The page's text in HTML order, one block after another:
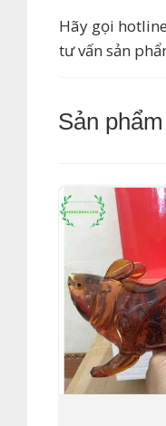
Hãy gọi
tư vấn sản
Sản